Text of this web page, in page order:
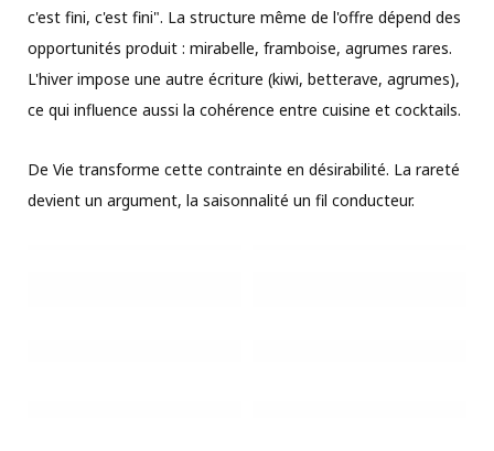
c'est fini, c'est fini". La structure même de l'offre dépend des
opportunités produit : mirabelle, framboise, agrumes rares.
L'hiver impose une autre écriture (kiwi, betterave, agrumes),
ce qui influence aussi la cohérence entre cuisine et cocktails.
De Vie transforme cette contrainte en désirabilité. La rareté
devient un argument, la saisonnalité un fil conducteur.